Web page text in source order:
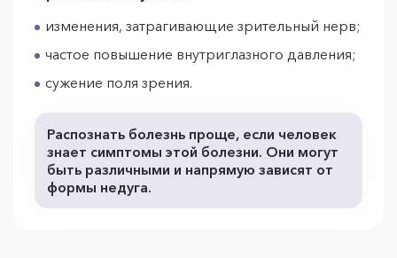
изменения, затрагивающие зрительный нерв;
частое повышение внутриглазного давления;
сужение поля зрения.
Распознать болезнь проще, если человек
знает симптомы этой болезни. Они могут
быть различными и напрямую зависят от
формы недуга.